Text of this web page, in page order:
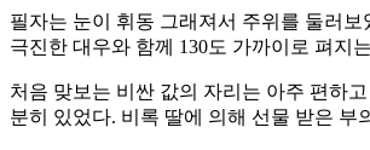
필자는 눈이 휘동 그래져서 주위를 둘러
극진한 대우와 함께 130도 가까이로 펴지
처음 맞보는 비싼 값의 자리는 아주 편하
분히 있었다. 비록 딸에 의해 선물 받은